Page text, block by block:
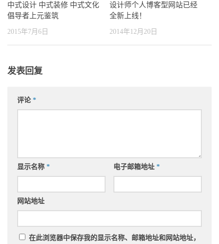
中式设计 中式装修 中式文化
倡导者上元鉴筑
2015年7月6日
设计师个人博客型网站已经
全新上线！
2014年12月20日
发表回复
评论 *
显示名称 * 电子邮箱地址 *
网站地址
在此浏览器中保存我的显示名称、邮箱地址和网站地址，